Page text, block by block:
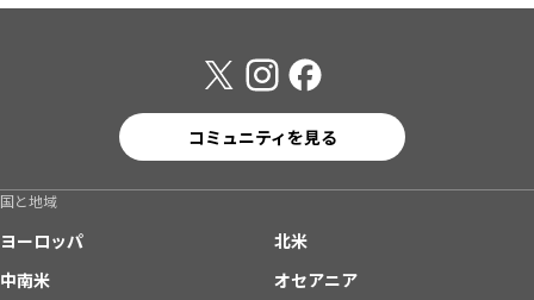
コミュニティを見る
国と地域
ヨーロッパ
北米
中南米
オセアニア